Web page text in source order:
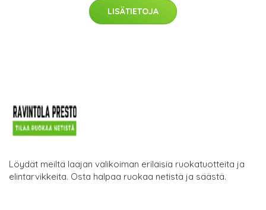
LISÄTIETOJA
Löydät meiltä laajan valikoiman erilaisia ruokatuotteita ja
elintarvikkeita. Osta halpaa ruokaa netistä ja säästä.